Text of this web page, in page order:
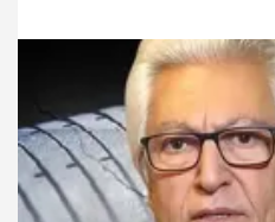
organizatörü olduğu ortaya
16.04.2026 Gündem